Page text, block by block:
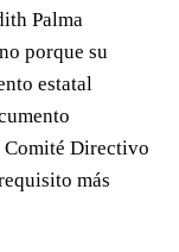
Palma
porque su
estatal
Comité Directivo
más